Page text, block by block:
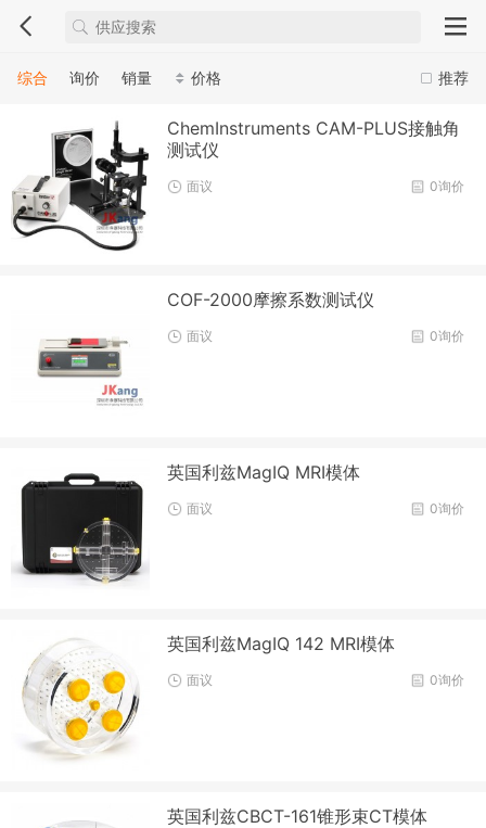
推荐
综合 询价 销量 价格
ChemInstruments CAM-PLUS接触角
测试仪
0询价
面议
COF-2000摩擦系数测试仪
0询价
面议
英国利兹MagIQ MRI模体
0询价
面议
英国利兹MagIQ 142 MRI模体
0询价
面议
英国利兹CBCT-161锥形束CT模体